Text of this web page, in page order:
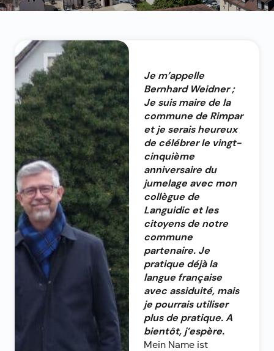
Je m’appelle
Bernhard Weidner ;
Je suis maire de la
commune de Rimpar
et je serais heureux
de célébrer le vingt-
cinquième
anniversaire du
jumelage avec mon
collègue de
Languidic et les
citoyens de notre
commune
partenaire. Je
pratique déjà la
langue française
avec assiduité, mais
je pourrais utiliser
plus de pratique. A
bientôt, j’espère.
Mein Name ist